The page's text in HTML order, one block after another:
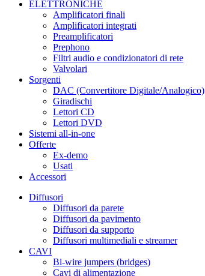
ELETTRONICHE
Amplificatori finali
Amplificatori integrati
Preamplificatori
Prephono
Filtri audio e condizionatori di rete
Valvolari
Sorgenti
DAC (Convertitore Digitale/Analogico)
Giradischi
Lettori CD
Lettori DVD
Sistemi all-in-one
Offerte
Ex-demo
Usati
Accessori
Diffusori
Diffusori da parete
Diffusori da pavimento
Diffusori da supporto
Diffusori multimediali e streamer
CAVI
Bi-wire jumpers (bridges)
Cavi di alimentazione